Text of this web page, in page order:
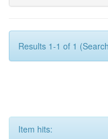
Results 1-1 of 1
Item hits: